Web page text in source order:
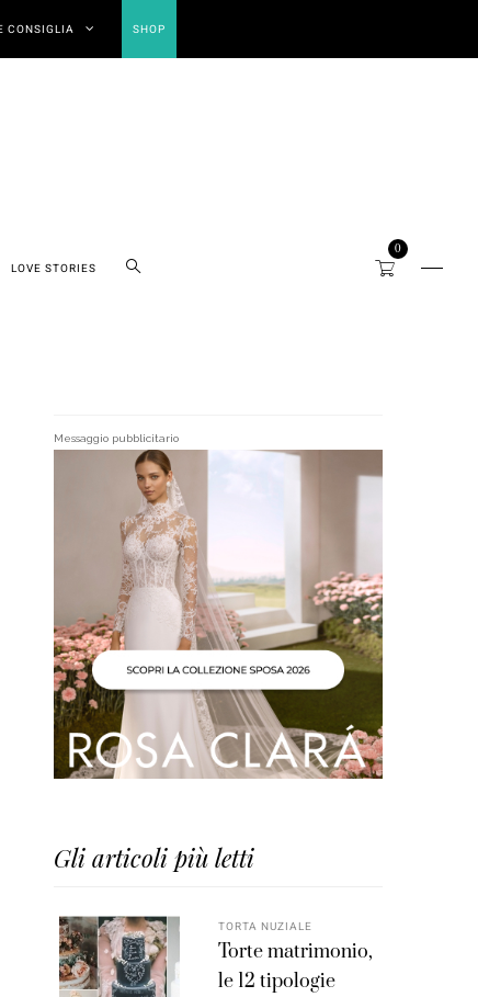
CONSIGLIA SHOP
LOVE STORIES
0
Messaggio pubblicitario
Gli articoli più letti
TORTA NUZIALE
Torte matrimonio,
le 12 tipologie